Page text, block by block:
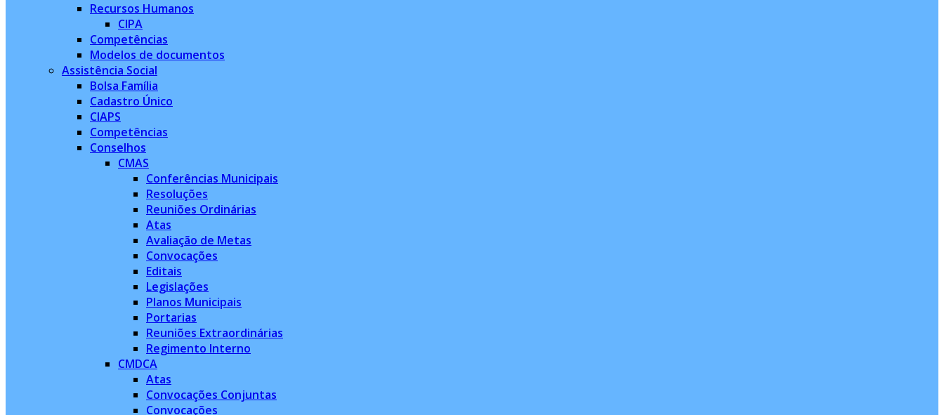
Recursos Humanos
CIPA
Competências
Modelos de documentos
Assistência Social
Bolsa Família
Cadastro Único
CIAPS
Competências
Conselhos
CMAS
Conferências Municipais
Resoluções
Reuniões Ordinárias
Atas
Avaliação de Metas
Convocações
Editais
Legislações
Planos Municipais
Portarias
Reuniões Extraordinárias
Regimento Interno
CMDCA
Atas
Convocações Conjuntas
Convocações